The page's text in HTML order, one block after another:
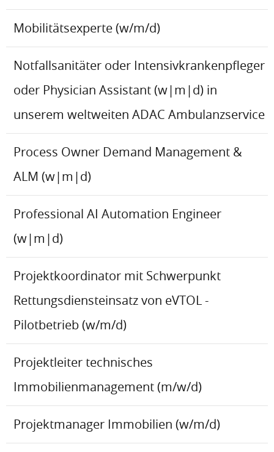
Mobilitätsexperte (w/m/d)
Notfallsanitäter oder Intensivkrankenpfleger
oder Physician Assistant (w|m|d) in
unserem weltweiten ADAC Ambulanzservice
Process Owner Demand Management &
ALM (w|m|d)
Professional AI Automation Engineer
(w|m|d)
Projektkoordinator mit Schwerpunkt
Rettungsdiensteinsatz von eVTOL -
Pilotbetrieb (w/m/d)
Projektleiter technisches
Immobilienmanagement (m/w/d)
Projektmanager Immobilien (w/m/d)